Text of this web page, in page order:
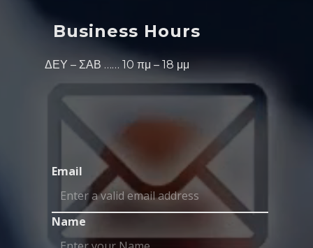
Business Hours
ΔΕΥ – ΣΑΒ …… 10 πμ – 18 μμ
Email
Name